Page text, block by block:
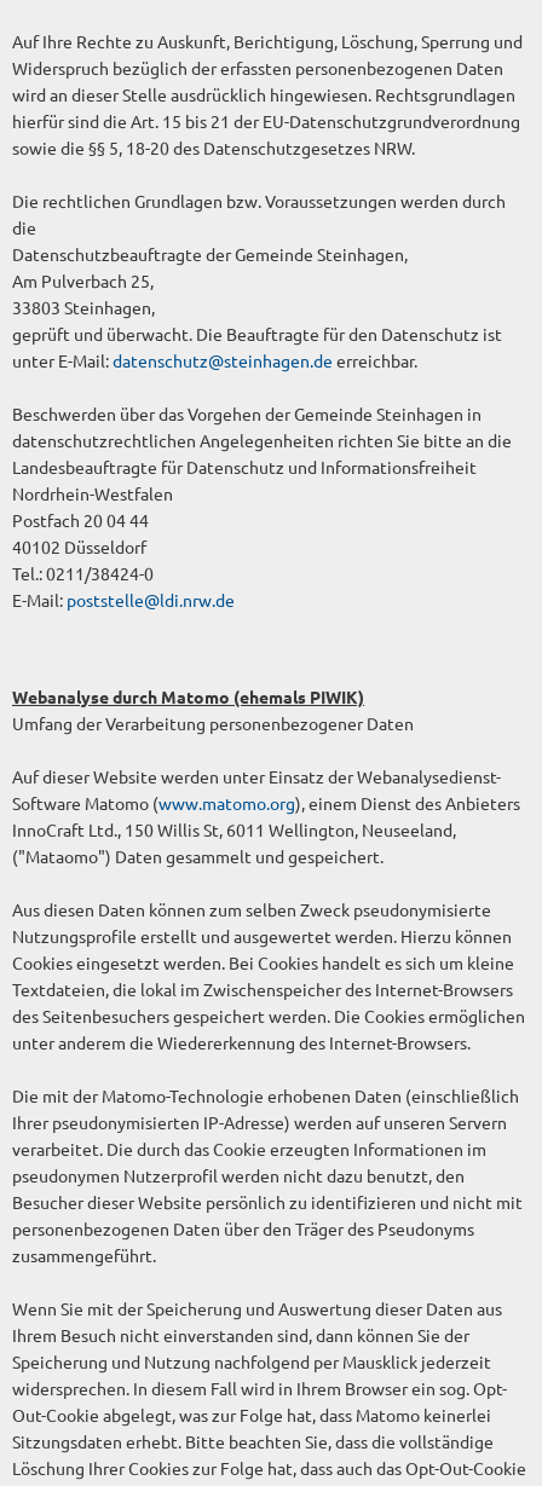
Auf Ihre Rechte zu Auskunft, Berichtigung, Löschung, Sperrung und
Widerspruch bezüglich der erfassten personenbezogenen Daten
wird an dieser Stelle ausdrücklich hingewiesen. Rechtsgrundlagen
hierfür sind die Art. 15 bis 21 der EU-Datenschutzgrundverordnung
sowie die §§ 5, 18-20 des Datenschutzgesetzes NRW.
Die rechtlichen Grundlagen bzw. Voraussetzungen werden durch
die
Datenschutzbeauftragte der Gemeinde Steinhagen,
Am Pulverbach 25,
33803 Steinhagen,
geprüft und überwacht. Die Beauftragte für den Datenschutz ist
unter E-Mail:datenschutz@steinhagen.de erreichbar.
Beschwerden über das Vorgehen der Gemeinde Steinhagen in
datenschutzrechtlichen Angelegenheiten richten Sie bitte an die
Landesbeauftragte für Datenschutz und Informationsfreiheit
Nordrhein-Westfalen
Postfach 20 04 44
40102 Düsseldorf
Tel.: 0211/38424-0
E-Mail: poststelle@ldi.nrw.de
Webanalyse durch Matomo (ehemals PIWIK)
Umfang der Verarbeitung personenbezogener Daten
Auf dieser Website werden unter Einsatz der Webanalysedienst-
Software Matomo (www.matomo.org), einem Dienst des Anbieters
InnoCraft Ltd., 150 Willis St, 6011 Wellington, Neuseeland,
("Mataomo") Daten gesammelt und gespeichert.
Aus diesen Daten können zum selben Zweck pseudonymisierte
Nutzungsprofile erstellt und ausgewertet werden. Hierzu können
Cookies eingesetzt werden. Bei Cookies handelt es sich um kleine
Textdateien, die lokal im Zwischenspeicher des Internet-Browsers
des Seitenbesuchers gespeichert werden. Die Cookies ermöglichen
unter anderem die Wiedererkennung des Internet-Browsers.
Die mit der Matomo-Technologie erhobenen Daten (einschließlich
Ihrer pseudonymisierten IP-Adresse) werden auf unseren Servern
verarbeitet. Die durch das Cookie erzeugten Informationen im
pseudonymen Nutzerprofil werden nicht dazu benutzt, den
Besucher dieser Website persönlich zu identifizieren und nicht mit
personenbezogenen Daten über den Träger des Pseudonyms
zusammengeführt.
Wenn Sie mit der Speicherung und Auswertung dieser Daten aus
Ihrem Besuch nicht einverstanden sind, dann können Sie der
Speicherung und Nutzung nachfolgend per Mausklick jederzeit
widersprechen. In diesem Fall wird in Ihrem Browser ein sog. Opt-
Out-Cookie abgelegt, was zur Folge hat, dass Matomo keinerlei
Sitzungsdaten erhebt. Bitte beachten Sie, dass die vollständige
Löschung Ihrer Cookies zur Folge hat, dass auch das Opt-Out-Cookie